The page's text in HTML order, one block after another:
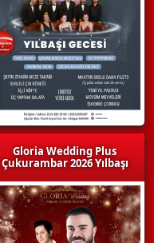
Gloria Wedding Plus
Çukurambar 2026 Yılbaşı